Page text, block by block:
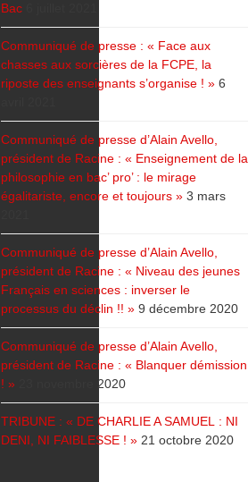
Bac
Communiqué de presse : « Face aux
chasses aux sorcières de la FCPE, la
riposte des enseignants s’organise ! » 6
Communiqué de presse d’Alain Avello,
président de Racine : « Enseignement de la
philosophie en bac’ pro’ : le mirage
égalitariste, encore et toujours » 3 mars
Communiqué de presse d’Alain Avello,
président de Racine : « Niveau des jeunes
Français en sciences : inverser le
processus du déclin !! » 9 décembre 2020
Communiqué de presse d’Alain Avello,
président de Racine : « Blanquer démission
! »
23 novembre 2020
TRIBUNE : « DE CHARLIE A SAMUEL : NI
DENI, NI FAIBLESSE ! » 21 octobre 2020